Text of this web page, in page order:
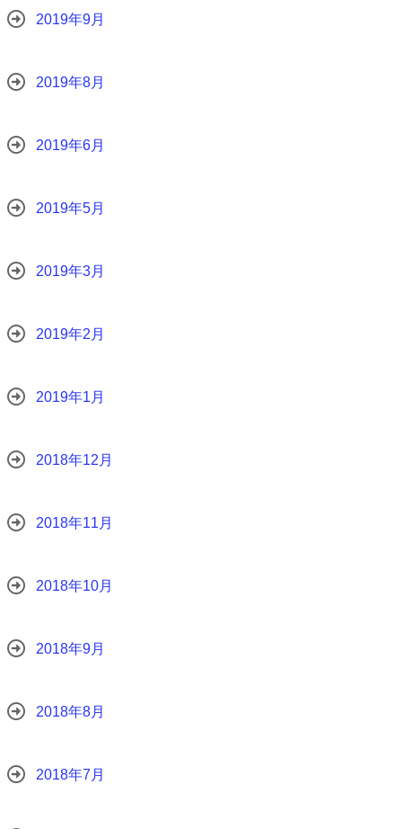
2019年9月
2019年8月
2019年6月
2019年5月
2019年3月
2019年2月
2019年1月
2018年12月
2018年11月
2018年10月
2018年9月
2018年8月
2018年7月